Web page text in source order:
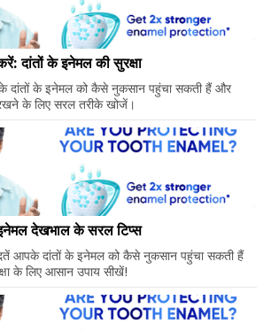
दांतों के इनेमल की सुरक्षा
दांतों के इनेमल को कैसे नुकसान पहुंचा सकती हैं और
के लिए सरल तरीके खोजें।
इनेमल देखभाल के सरल टिप्स
आपके दांतों के इनेमल को कैसे नुकसान पहुंचा सकती हैं
के लिए आसान उपाय सीखें!